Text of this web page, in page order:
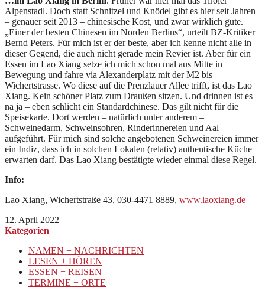
Alpenstadl. Doch statt Schnitzel und Knödel gibt es hier seit Jahren
– genauer seit 2013 – chinesische Kost, und zwar wirklich gute.
„Einer der besten Chinesen im Norden Berlins“, urteilt BZ-Kritiker
Bernd Peters. Für mich ist er der beste, aber ich kenne nicht alle in
dieser Gegend, die auch nicht gerade mein Revier ist. Aber für ein
Essen im Lao Xiang setze ich mich schon mal aus Mitte in
Bewegung und fahre via Alexanderplatz mit der M2 bis
Wichertstrasse. Wo diese auf die Prenzlauer Allee trifft, ist das Lao
Xiang. Kein schöner Platz zum Draußen sitzen. Und drinnen ist es –
na ja – eben schlicht ein Standardchinese. Das gilt nicht für die
Speisekarte. Dort werden – natürlich unter anderem –
Schweinedarm, Schweinsohren, Rinderinnereien und Aal
aufgeführt. Für mich sind solche angebotenen Schweinereien immer
ein Indiz, dass ich in solchen Lokalen (relativ) authentische Küche
erwarten darf. Das Lao Xiang bestätigte wieder einmal diese Regel.
Info:
Lao Xiang, Wichertstraße 43, 030-4471 8889, www.laoxiang.de
12. April 2022
Kategorien
NAMEN + NACHRICHTEN
LESEN + HÖREN
ESSEN + REISEN
TERMINE + ORTE